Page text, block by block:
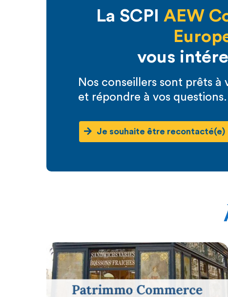
La SCPI AEW
vous
Nos conseillers sont prêts à
et répondre à vos questions.
Je souhaite être recontacté(e)